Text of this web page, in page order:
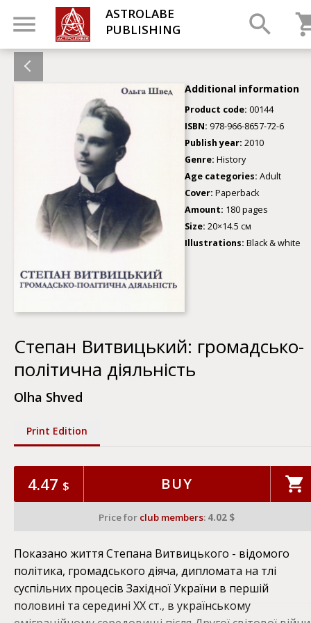
ASTROLABE
PUBLISHING
Additional information
Product code: 00144
ISBN: 978-966-8657-72-6
Publish year: 2010
Genre: History
Age categories: Adult
Cover: Paperback
Amount: 180 pages
Size: 20×14.5 см
Illustrations: Black & white
Степан Витвицький: громадсько-
політична діяльність
Olha Shved
Print Edition
4.47 $ BUY
Price for club members: 4.02 $
Показано життя Степана Витвицького - відомого
політика, громадського діяча, дипломата на тлі
суспільних процесів Західної України в першій
половині та середині XX ст., в українському